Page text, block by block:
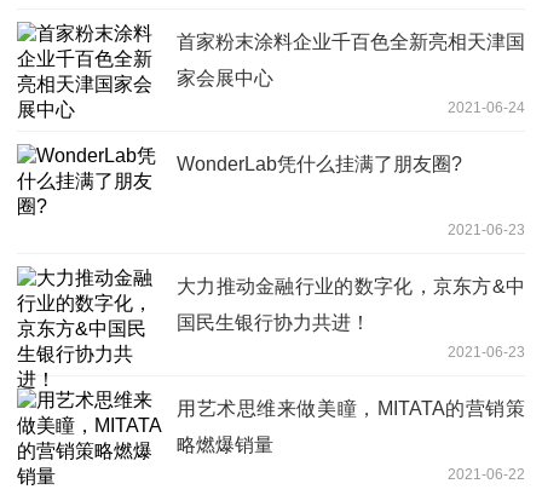
首家粉末涂料企业千百色全新亮相天津国
家会展中心
2021-06-24
WonderLab凭什么挂满了朋友圈?
2021-06-23
大力推动金融行业的数字化，京东方&中
国民生银行协力共进！
2021-06-23
用艺术思维来做美瞳，MITATA的营销策
略燃爆销量
2021-06-22